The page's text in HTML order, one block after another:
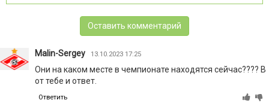
Оставить комментарий
Malin-Sergey 13.10.2023 17:25
Они на каком месте в чемпионате находятся сейчас???? В
от тебе и ответ.
Ответить